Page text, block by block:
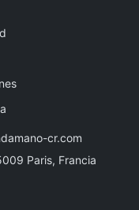
cr.com
Paris, Francia